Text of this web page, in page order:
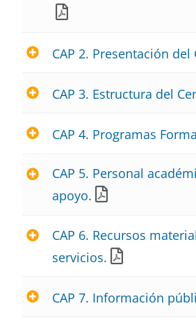
CAP 2. Presentación del
CAP 3. Estructura del
CAP 4. Programas
CAP 5. Personal
apoyo.
CAP 6. Recursos
servicios.
CAP 7. Información